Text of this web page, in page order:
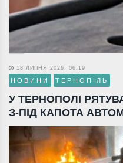
18 ЛИПНЯ 2026, 06:19
НОВИНИ ТЕРНОПІЛЬ
У ТЕРНОПОЛІ
З-ПІД КАПОТА